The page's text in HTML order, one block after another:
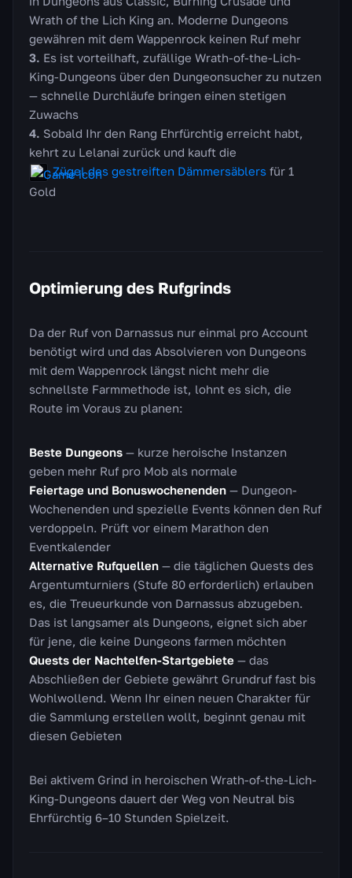
Wrath of the Lich King an. Moderne Dungeons
gewähren mit dem Wappenrock keinen Ruf mehr
Es ist vorteilhaft, zufällige Wrath-of-the-Lich-
King-Dungeons über den Dungeonsucher zu nutzen
— schnelle Durchläufe bringen einen stetigen
Zuwachs
Sobald Ihr den Rang Ehrfürchtig erreicht habt,
kehrt zu Lelanai zurück und kauft die
Zügel des gestreiften Dämmersäblers für 1
Gold
Optimierung des Rufgrinds
Da der Ruf von Darnassus nur einmal pro Account
benötigt wird und das Absolvieren von Dungeons
mit dem Wappenrock längst nicht mehr die
schnellste Farmmethode ist, lohnt es sich, die
Route im Voraus zu planen:
Beste Dungeons — kurze heroische Instanzen
geben mehr Ruf pro Mob als normale
Feiertage und Bonuswochenenden — Dungeon-
Wochenenden und spezielle Events können den Ruf
verdoppeln. Prüft vor einem Marathon den
Eventkalender
Alternative Rufquellen — die täglichen Quests des
Argentumturniers (Stufe 80 erforderlich) erlauben
es, die Treueurkunde von Darnassus abzugeben.
Das ist langsamer als Dungeons, eignet sich aber
für jene, die keine Dungeons farmen möchten
Quests der Nachtelfen-Startgebiete — das
Abschließen der Gebiete gewährt Grundruf fast bis
Wohlwollend. Wenn Ihr einen neuen Charakter für
die Sammlung erstellen wollt, beginnt genau mit
diesen Gebieten
Bei aktivem Grind in heroischen Wrath-of-the-Lich-
King-Dungeons dauert der Weg von Neutral bis
Ehrfürchtig 6–10 Stunden Spielzeit.